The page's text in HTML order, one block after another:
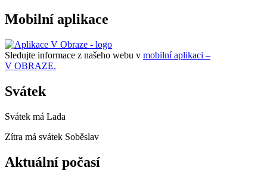
Mobilní aplikace
Sledujte informace z našeho webu v mobilní aplikaci –
V OBRAZE.
Svátek
Svátek má Lada
Zítra má svátek Soběslav
Aktuální počasí